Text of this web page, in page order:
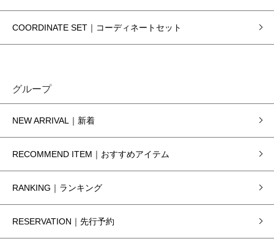
COORDINATE SET｜コーディネートセット
グループ
NEW ARRIVAL｜新着
RECOMMEND ITEM｜おすすめアイテム
RANKING｜ランキング
RESERVATION｜先行予約